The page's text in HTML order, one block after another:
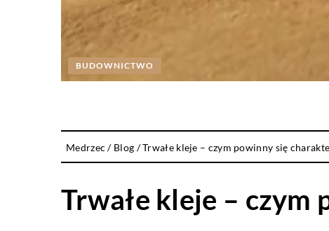
BUDOWNICTWO
Medrzec / Blog /Trwałe kleje – czym powinny się
Trwałe kleje –